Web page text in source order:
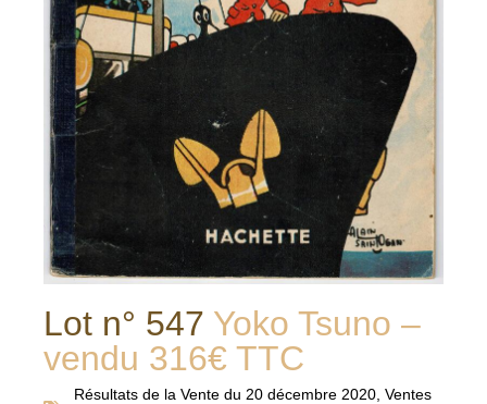
Lot n° 547 Yoko Tsuno –
vendu 316€ TTC
Résultats de la Vente du 20 décembre 2020 Ventes